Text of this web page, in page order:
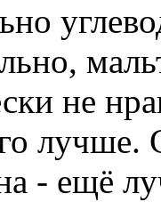
не
лучше.
- ещё